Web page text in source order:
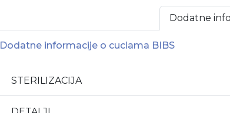
Dodatne
Dodatne informacije o cuclama BIBS
STERILIZACIJA